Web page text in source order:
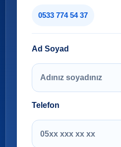
0533 774 54 37
Ad Soyad
Telefon